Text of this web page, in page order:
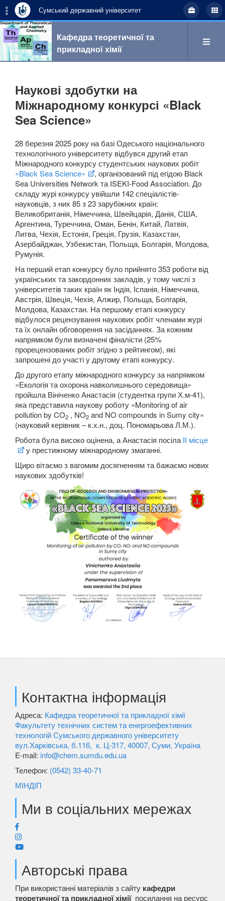
Сумський державний університет
Кафедра теоретичної та
прикладної хімії
Про кафедру
Наукова робота
Навчання
Кар'єра
Наукові здобутки на
Міжнародному конкурсі «Black
Sea Science»
28 березня 2025 року на базі Одеського національного
технологічного університету відбувся другий етап
Міжнародного конкурсу студентських наукових робіт
«Black Sea Science»
, організований під егідою Black
Sea Universities Network та ISEKI-Food Association. До
складу журі конкурсу увійшли 142 спеціалістів-
науковців, з них 85 з 23 зарубіжних країн:
Великобританія, Німеччина, Швейцарія, Данія, США,
Аргентина, Туреччина, Оман, Бенін, Китай, Латвія,
Литва, Чехія, Естонія, Греція, Грузія, Казахстан,
Азербайджан, Узбекистан, Польща, Болгарія, Молдова,
Румунія.
На перший етап конкурсу було прийнято 353 роботи від
українських та закордонних закладів, у тому числі з
університетів таких країн як Індія, Іспанія, Німеччина,
Австрія, Швеція, Чехія, Алжир, Польща, Болгарія,
Молдова, Казахстан. На першому етапі конкурсу
відбулося рецензування наукових робіт членами журі
та їх онлайн обговорення на засіданнях. За кожним
напрямком були визначені фіналісти (25%
прорецензованих робіт згідно з рейтингом), які
запрошені до участі у другому етапі конкурсу.
До другого етапу міжнародного конкурсу за напрямком
«Екологія та охорона навколишнього середовища»
пройшла Вініченко Анастасія (студентка групи Х.м-41),
яка представила наукову роботу «Monitoring of air
pollution by CO2 , NO2 and NO compounds in Sumy city»
(науковий керівник – к.х.н., доц. Пономарьова Л.М.).
Робота була високо оцінена, а Анастасія посіла ІІ місце
у престижному міжнародному змаганні.
Щиро вітаємо з вагомим досягненням та бажаємо нових
наукових здобутків!
Контактна інформація
Адреса: Кафедра теоретичної та прикладної хімії
Факультету технічних систем та енергоефективних
технологій Сумського державного університету
вул.Харківська, б.116, к. Ц-317, 40007, Суми, Україна
E-mail: info@chem.sumdu.edu.ua
Телефон: (0542) 33-40-71
МІНДІП
Ми в соціальних мережах
Авторські права
При використанні матеріалів з сайту кафедри
теоретичної та прикладної хімії посилання на ресурс